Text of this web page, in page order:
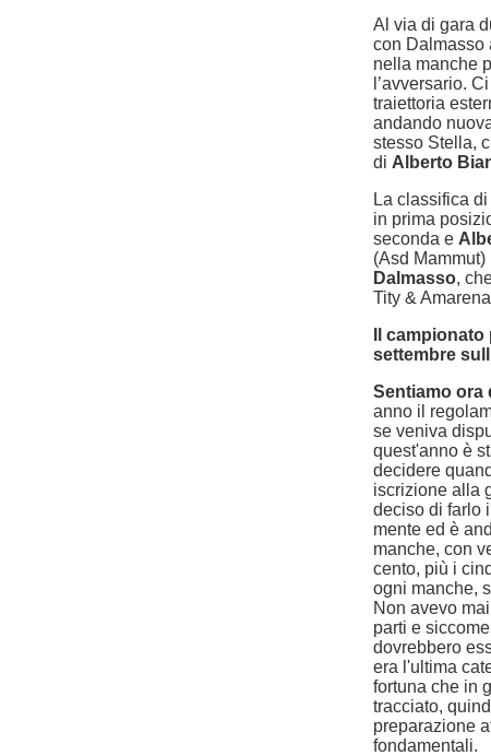
Al via di gara
con Dalmasso
nella manche
l’avversario.
traiettoria
andando
stesso Stella,
di Alberto
La classifica
in prima
seconda e
(Asd
Dalmasso,
Tity &
Il
settembre
Sentiamo ora
anno il
se veniva
quest'anno è
decidere
iscrizione alla
deciso di farlo
mente ed è
manche, con
cento, più i
ogni manche,
Non avevo
parti e
dovrebbero
era l'ultima
fortuna che in
tracciato,
preparazione
fondamentali.